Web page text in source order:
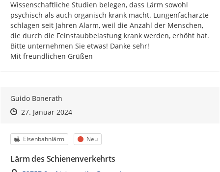
Wissenschaftliche Studien belegen, dass Lärm sowohl
psychisch als auch organisch krank macht. Lungenfachärzte
schlagen seit Jahren Alarm, weil die Anzahl der Menschen,
die durch die Feinstaubbelastung krank werden, erhöht hat.
Bitte unternehmen Sie etwas! Danke sehr!
Mit freundlichen Grüßen
Guido Bonerath
Zeitpunkt des Erstellens
Zeitpunkt des Erstellens
27. Januar 2024Zur Äußerung
Kategorie
Eisenbahnlärm Status
Neu
Lärm des Schienenverkehrts